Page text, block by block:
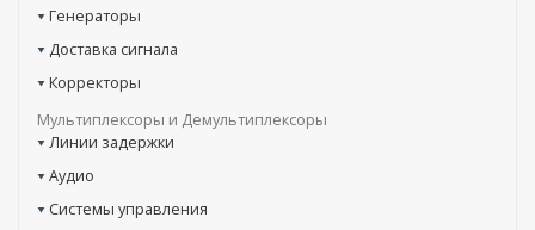
Генераторы
Доставка сигнала
Корректоры
Мультиплексоры и Демультиплексоры
Линии задержки
Аудио
Системы управления